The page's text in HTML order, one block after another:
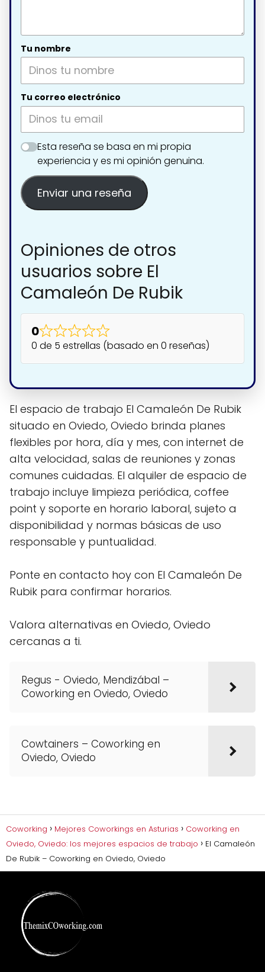
Tu nombre
Tu correo electrónico
Esta reseña se basa en mi propia
experiencia y es mi opinión genuina.
Enviar una reseña
Opiniones de otros
usuarios sobre El
Camaleón De Rubik
0
0 de 5 estrellas (basado en 0 reseñas)
El espacio de trabajo El Camaleón De Rubik
situado en Oviedo, Oviedo brinda planes
flexibles por hora, día y mes, con internet de
alta velocidad, salas de reuniones y zonas
comunes cuidadas. El alquiler de espacio de
trabajo incluye limpieza periódica, coffee
point y soporte en horario laboral, sujeto a
disponibilidad y normas básicas de uso
responsable y puntualidad.
Ponte en contacto hoy con El Camaleón De
Rubik para confirmar horarios.
Valora alternativas en Oviedo, Oviedo
cercanas a ti.
Regus - Oviedo, Mendizábal –
Coworking en Oviedo, Oviedo
Cowtainers – Coworking en
Oviedo, Oviedo
Coworking Mejores Coworkings en Asturias
Coworking en
Oviedo, Oviedo: los mejores espacios de trabajo
El Camaleón
De Rubik – Coworking en Oviedo, Oviedo